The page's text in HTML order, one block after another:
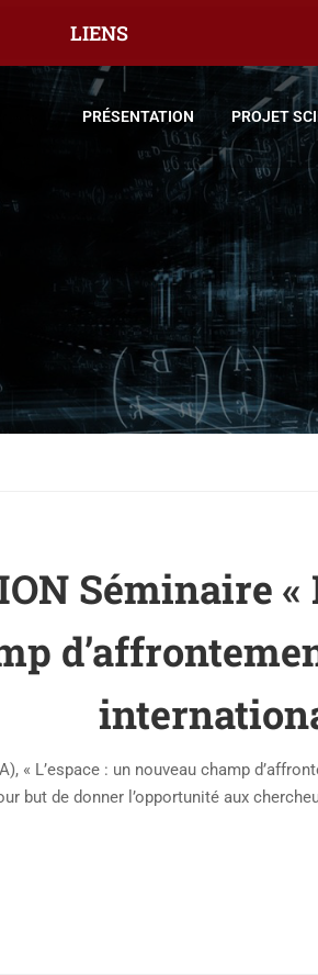
LIENS
PRÉSENTATION PROJET
Séminaire «
« L’espace : un nouveau champ
but de donner l’opportunité aux